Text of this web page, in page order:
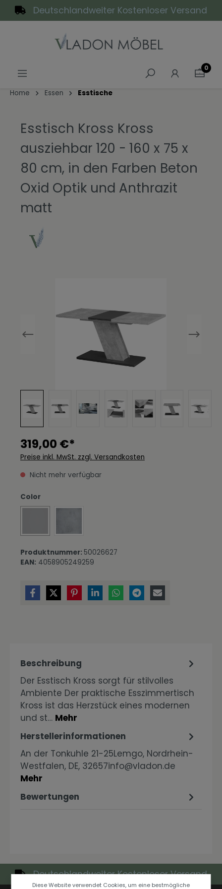
springenDeutschlandweiter Kostenloser Versand
0
Home Essen Esstische
Esstisch Kross Kross
ausziehbar 120 - 160 x 75 x
80 cm, in den Farben Beton
Oxid Optik und Anthrazit
matt
319,00 €*
Preise inkl. MwSt. zzgl. Versandkosten
Nicht mehr verfügbar
Colorauswählen
Produktnummer: 50026627
EAN: 4058905249259
Beschreibung
Der Esstisch Kross sorgt für stilvolles
Ambiente Der praktische Esszimmertisch
Kross ist das Herzstück eines modernen
und st… Mehr
Herstellerinformationen
An der Tonkuhle 21-25Lemgo, Nordrhein-
Westfalen, DE, 32657info@vladon.de
Mehr
Bewertungen
Deutschlandweiter Kostenloser Versand
Diese Website verwendet Cookies, um eine bestmögliche